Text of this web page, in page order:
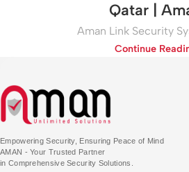
Qatar |
Aman Link Security
Continue
Empowering Security, Ensuring Peace of Mind
AMAN - Your Trusted Partner
in Comprehensive Security Solutions.